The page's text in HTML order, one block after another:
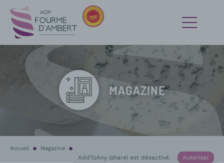
MAGAZINE
Accueil Magazine
AddToAny (share) est désactivé. Autoriser